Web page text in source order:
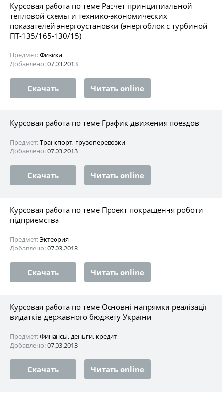
Курсовая работа по теме Расчет принципиальной
тепловой схемы и технико-экономических
показателей энергоустановки (энергоблок с турбиной
ПТ-135/165-130/15)
Предмет:Физика
Добавлено:07.03.2013
Скачать Читать online
Курсовая работа по теме График движения поездов
Предмет:Транспорт, грузоперевозки
Добавлено:07.03.2013
Скачать Читать online
Курсовая работа по теме Проект покращення роботи
підприємства
Предмет:Эктеория
Добавлено:07.03.2013
Скачать Читать online
Курсовая работа по теме Основні напрямки реалізації
видатків державного бюджету України
Предмет:Финансы, деньги, кредит
Добавлено:07.03.2013
Скачать Читать online